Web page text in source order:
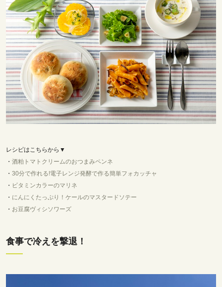
レシピはこちらから▼
・ 酒粕トマトクリームのおつまみペンネ
・ 30分で作れる!電子レンジ発酵で作る簡単フォカッチャ
・ ビタミンカラーのマリネ
・ にんにくたっぷり！ケールのマスタードソテー
・ お豆腐ヴィシソワーズ
食事で冷えを撃退！